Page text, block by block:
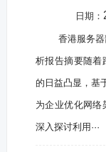
日期：
香港服务
析报告摘要随着
的日益凸显，基
为企业优化网络
深入探讨利用···